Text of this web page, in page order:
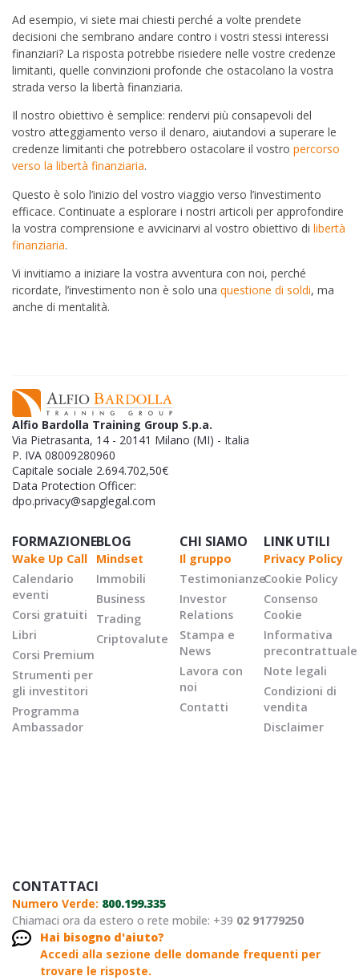
Ad esempio, vi siete mai chiesti perché a volte prendete
decisioni che sembrano andare contro i vostri stessi interessi
finanziari? La risposta potrebbe risiedere nelle vostre credenze
limitanti, quelle convinzioni profonde che ostacolano la vostra
strada verso la libertà finanziaria.
Il nostro obiettivo è semplice: rendervi più consapevoli del
vostro atteggiamento verso il denaro, aiutandovi a superare le
credenze limitanti che potrebbero ostacolare il vostro percorso
verso la libertà finanziaria.
Questo è solo l’inizio del vostro viaggio verso l’investimento
efficace. Continuate a esplorare i nostri articoli per approfondire
la vostra comprensione e avvicinarvi al vostro obiettivo di libertà
finanziaria.
Vi invitiamo a iniziare la vostra avventura con noi, perché
ricordate, l’investimento non è solo una questione di soldi, ma
anche di mentalità.
Alfio Bardolla Training Group S.p.a.
Via Pietrasanta, 14 - 20141 Milano (MI) - Italia
P. IVA 08009280960
Capitale sociale 2.694.702,50€
Data Protection Officer:
dpo.privacy@sapglegal.com
FORMAZIONE
Wake Up Call
Calendario
eventi
Corsi gratuiti
Libri
Corsi Premium
Strumenti per
gli investitori
Programma
Ambassador
BLOG
Mindset
Immobili
Business
Trading
Criptovalute
CHI SIAMO
Il gruppo
Testimonianze
Investor
Relations
Stampa e
News
Lavora con
noi
Contatti
LINK UTILI
Privacy Policy
Cookie Policy
Consenso
Cookie
Informativa
precontrattuale
Note legali
Condizioni di
vendita
Disclaimer
CONTATTACI
Numero Verde: 800.199.335
Chiamaci ora da estero o rete mobile: +39 02 91779250
Hai bisogno d'aiuto?
Accedi alla sezione delle domande frequenti per
trovare le risposte.